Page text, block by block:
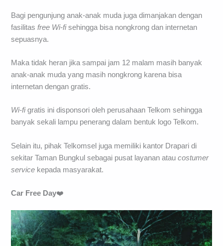
Bagi pengunjung anak-anak muda juga dimanjakan dengan
fasilitasfree Wi-fisehingga bisa nongkrong dan internetan
sepuasnya.
Maka tidak heran jika sampai jam 12 malam masih banyak
anak-anak muda yang masih nongkrong karena bisa
internetan dengan gratis.
Wi-figratis ini disponsori oleh perusahaan Telkom sehingga
banyak sekali lampu penerang dalam bentuk logo Telkom.
Selain itu, pihak Telkomsel juga memiliki kantor Drapari di
sekitar Taman Bungkul sebagai pusat layanan ataucostumer
service kepada masyarakat.
Car Free Day❤️